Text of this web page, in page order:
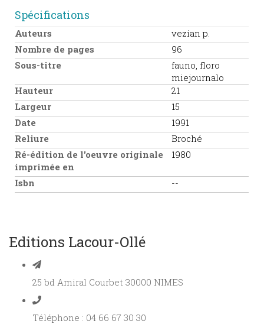
Spécifications
Auteurs
vezian p.
Nombre de pages
96
Sous-titre
fauno, floro
miejournalo
Hauteur
21
Largeur
15
Date
1991
Reliure
Broché
Ré-édition de l'oeuvre originale
imprimée en
1980
Isbn --
Editions Lacour-Ollé
25 bd Amiral Courbet 30000 NIMES
Téléphone : 04 66 67 30 30